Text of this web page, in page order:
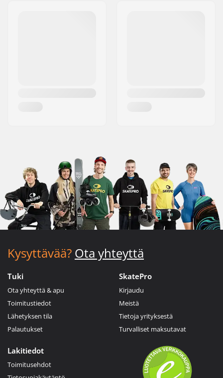
Kysyttävää? Ota yhteyttä
Tuki
Ota yhteyttä & apu
Toimitustiedot
Lähetyksen tila
Palautukset
SkatePro
Kirjaudu
Meistä
Tietoja yrityksestä
Turvalliset maksutavat
Lakitiedot
Toimitusehdot